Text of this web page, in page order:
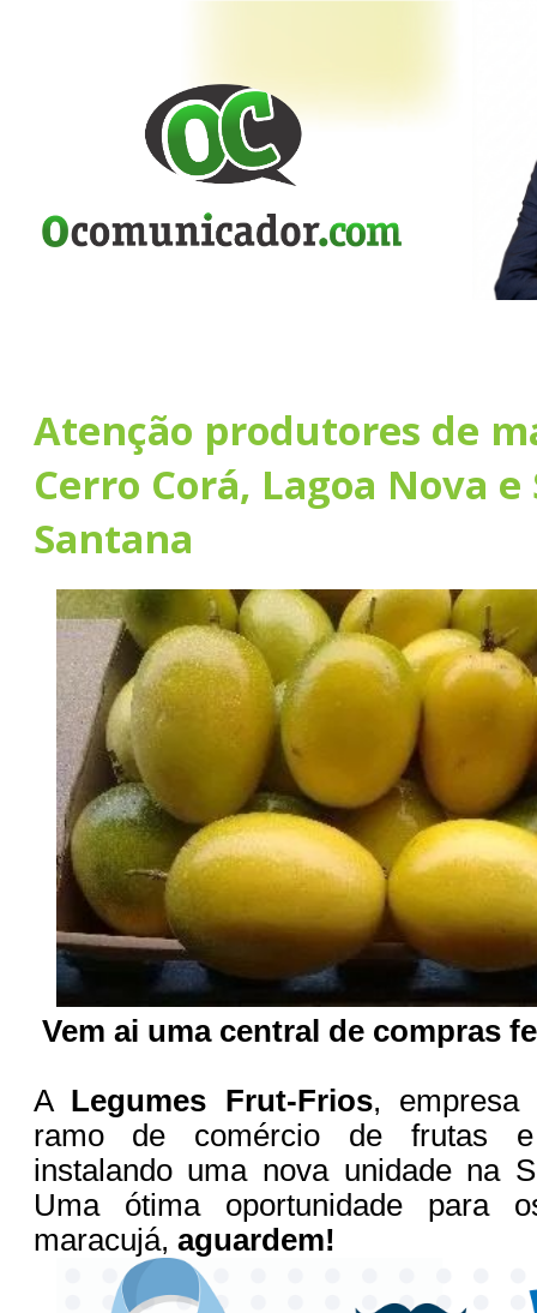
Atenção produtores de
Cerro Corá, Lagoa Nova e
Santana
Vem ai uma central de compras
A Legumes Frut-Frios, empresa
ramo de comércio de frutas
instalando uma nova unidade na
Uma ótima oportunidade para
maracujá, aguardem!